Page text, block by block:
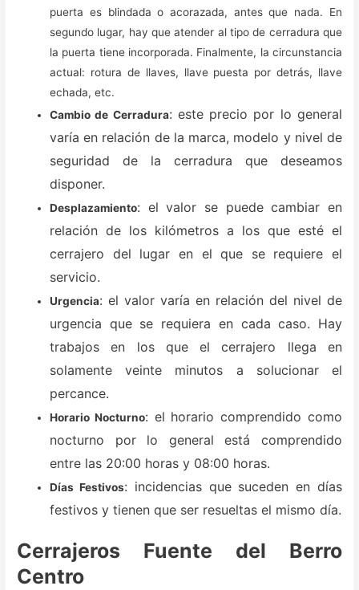
puerta es blindada o acorazada, antes que nada. En
segundo lugar, hay que atender al tipo de cerradura que
la puerta tiene incorporada. Finalmente, la circunstancia
actual: rotura de llaves, llave puesta por detrás, llave
echada, etc.
Cambio de Cerradura: este precio por lo general
varía en relación de la marca, modelo y nivel de
seguridad de la cerradura que deseamos
disponer.
Desplazamiento: el valor se puede cambiar en
relación de los kilómetros a los que esté el
cerrajero del lugar en el que se requiere el
servicio.
Urgencia: el valor varía en relación del nivel de
urgencia que se requiera en cada caso. Hay
trabajos en los que el cerrajero llega en
solamente veinte minutos a solucionar el
percance.
Horario Nocturno: el horario comprendido como
nocturno por lo general está comprendido
entre las 20:00 horas y 08:00 horas.
Días Festivos: incidencias que suceden en días
festivos y tienen que ser resueltas el mismo día.
Cerrajeros Fuente del Berro
Centro